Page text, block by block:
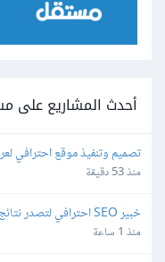
أحدث المشاريع على
تصميم وتنفيذ موقع احترافي
منذ 53 دقيقة
خبير SEO احترافي لتصدر نتائج جوجل وخرائط جوجل
منذ 1 ساعة